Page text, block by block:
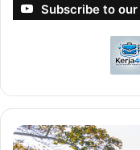
INI
Subscribe to
Buat